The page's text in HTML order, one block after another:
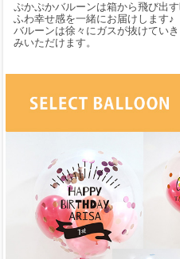
ぷかぷかバルーンは箱から飛び出
ふわ幸せ感を一緒にお届けします♪
バルーンは徐々にガスが抜けてい
みいただけます。